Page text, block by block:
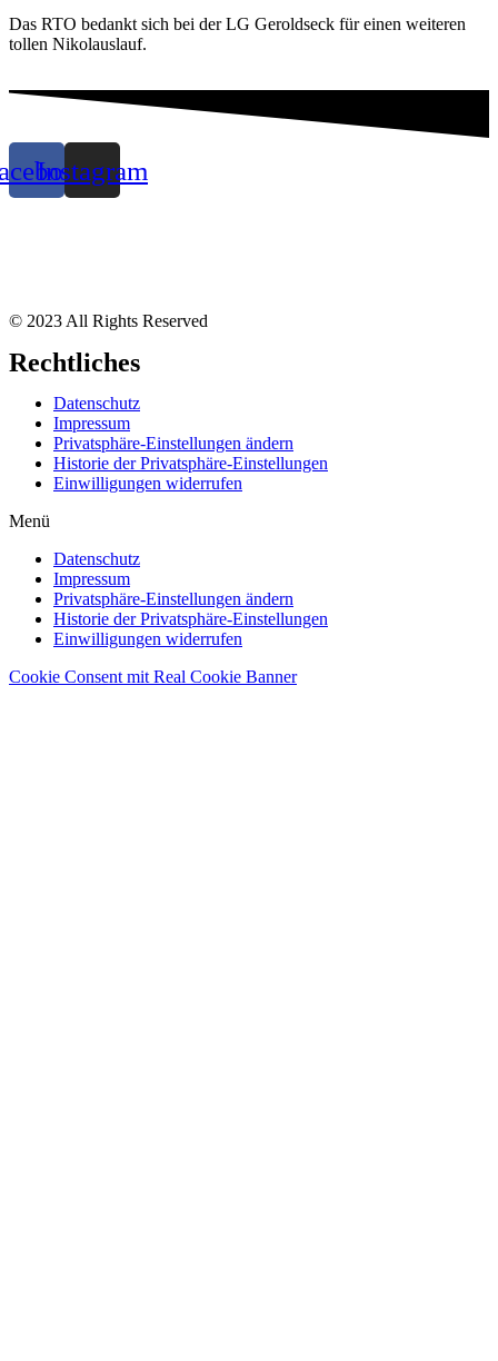
Das RTO bedankt sich bei der LG Geroldseck für einen weiteren
tollen Nikolauslauf.
Instagram
© 2023 All Rights Reserved
Rechtliches
Datenschutz
Impressum
Privatsphäre-Einstellungen ändern
Historie der Privatsphäre-Einstellungen
Einwilligungen widerrufen
Menü
Datenschutz
Impressum
Privatsphäre-Einstellungen ändern
Historie der Privatsphäre-Einstellungen
Einwilligungen widerrufen
Cookie Consent mit Real Cookie Banner